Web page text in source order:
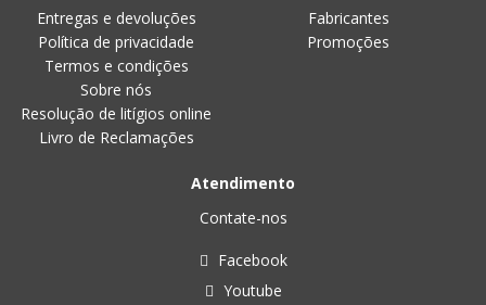
Entregas e devoluções
Política de privacidade
Termos e condições
Sobre nós
Resolução de litígios online
Livro de Reclamações
Fabricantes
Promoções
Atendimento
Contate-nos
Facebook
Youtube